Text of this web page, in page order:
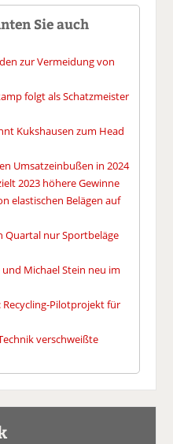
Sie auch
zur Vermeidung von
folgt als Schatzmeister
Kukshausen zum Head
Umsatzeinbußen in 2024
2023 höhere Gewinne
elastischen Belägen auf
Quartal nur Sportbeläge
und Michael Stein neu im
Pilotprojekt für
verschweißte